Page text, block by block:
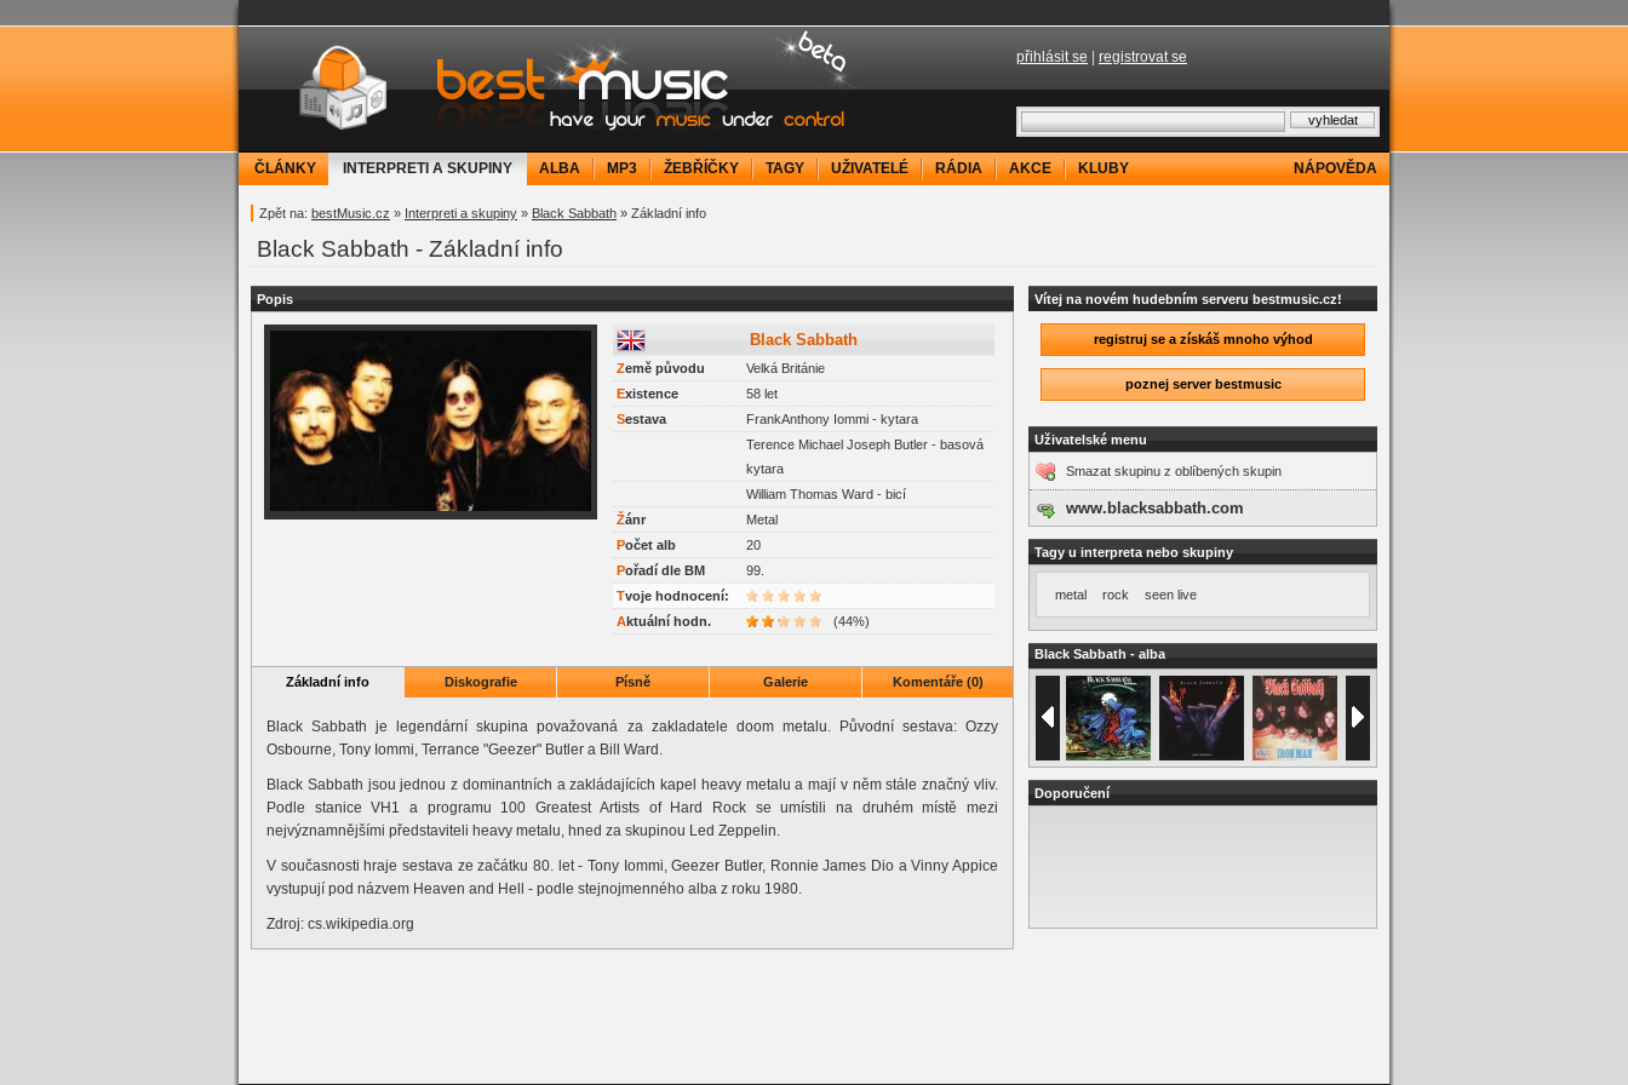
bestMusic.cz - Have your music under control
přihlásit se registrovat se
ČLÁNKY INTERPRETI A SKUPINY ALBA MP3 ŽEBŘÍČKY TAGY UŽIVATELÉ RÁDIA AKCE KLUBY NÁPOVĚDA
Zpět na: bestMusic.cz » Interpreti a skupiny » Black Sabbath » Základní info
Black Sabbath - Základní info
Popis
Black Sabbath
Země původu
Velká Británie
Existence
58 let
Sestava
FrankAnthony Iommi - kytara
Terence Michael Joseph Butler - basová
kytara
William Thomas Ward - bicí
Žánr
Metal
Počet alb
20
Pořadí dle BM
99.
Tvoje hodnocení:
Aktuální hodn.
(44%)
Základní info Diskografie Písně Galerie Komentáře (0)
Black Sabbath je legendární skupina považovaná za zakladatele doom metalu. Původní sestava: Ozzy
Osbourne, Tony Iommi, Terrance "Geezer" Butler a Bill Ward.
Black Sabbath jsou jednou z dominantních a zakládajících kapel heavy metalu a mají v něm stále značný vliv.
Podle stanice VH1 a programu 100 Greatest Artists of Hard Rock se umístili na druhém místě mezi
nejvýznamnějšími představiteli heavy metalu, hned za skupinou Led Zeppelin.
V současnosti hraje sestava ze začátku 80. let - Tony Iommi, Geezer Butler, Ronnie James Dio a Vinny Appice
vystupují pod názvem Heaven and Hell - podle stejnojmenného alba z roku 1980.
Zdroj: cs.wikipedia.org
Vítej na novém hudebním serveru bestmusic.cz!
registruj se a získáš mnoho výhod
poznej server bestmusic
Uživatelské menu
Smazat skupinu z oblíbených skupin
www.blacksabbath.com
Tagy u interpreta nebo skupiny
metal rock seen live
Black Sabbath - alba
Doporučení